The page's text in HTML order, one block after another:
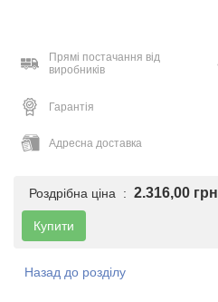
Прямі постачання від
виробників
Гарантія
Адресна доставка
Роздрібна ціна : 2.316,00 грн
Купити
Назад до розділу